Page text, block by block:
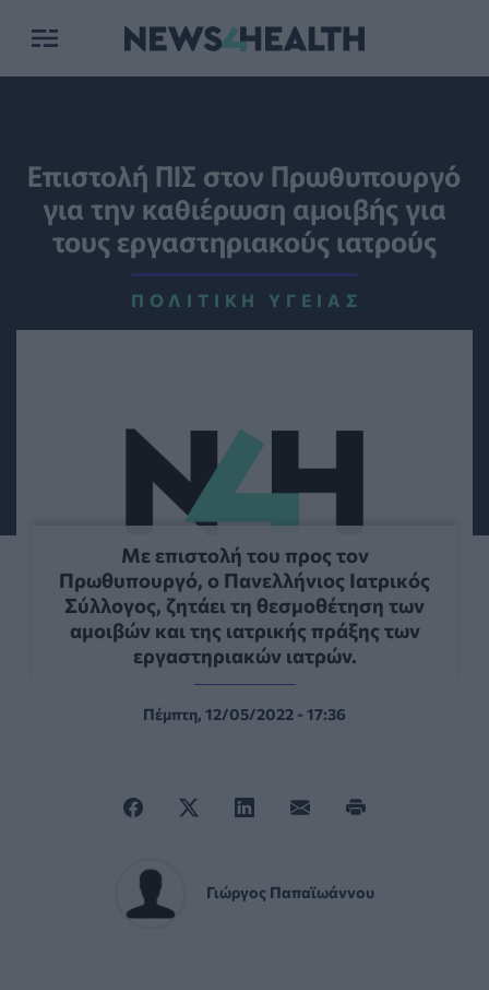
Επιστολή ΠΙΣ στον Πρωθυπουργό
για την καθιέρωση αμοιβής για
τους εργαστηριακούς ιατρούς
ΠΟΛΙΤΙΚΉ ΥΓΕΊΑΣ
Με επιστολή του προς τον
Πρωθυπουργό, ο Πανελλήνιος Ιατρικός
Σύλλογος, ζητάει τη θεσμοθέτηση των
αμοιβών και της ιατρικής πράξης των
εργαστηριακών ιατρών.
Πέμπτη, 12/05/2022 - 17:36
Γιώργος Παπαϊωάννου